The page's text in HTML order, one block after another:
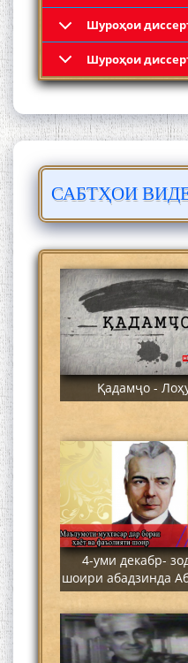
Шyроҳои
Шyроҳои
САБТҲОИ
Қадамҷо:
Раҳимӣ
ЛОҲУТӢ -
МУСТАНАД
Қадамҷо -
4-уми декабр-
шоири абадзинда
Лоҳутӣ